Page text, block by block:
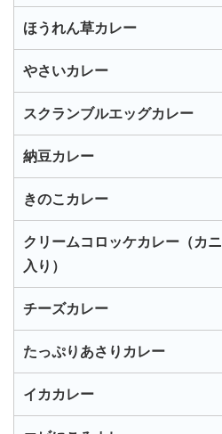
ほうれん草カレー
やさいカレー
スクランブルエッグカレー
納豆カレー
きのこカレー
クリームコロッケカレー（カニ
入り）
チーズカレー
たっぷりあさりカレー
イカカレー